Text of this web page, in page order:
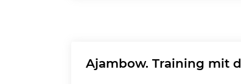
Ajambow. Training mit